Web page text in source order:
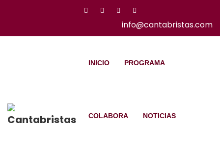
info@cantabristas.com
INICIO PROGRAMA
COLABORA NOTICIAS